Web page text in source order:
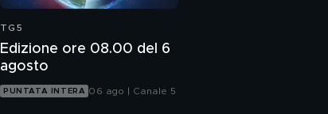
TG5
Edizione ore 08.00 del 6
agosto
PUNTATA INTERA 06 ago | Canale 5